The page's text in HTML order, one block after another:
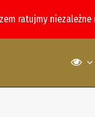
ratujmy